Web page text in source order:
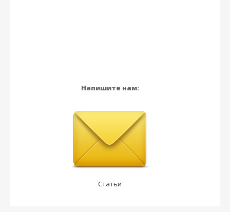
Напишите нам:
Статьи